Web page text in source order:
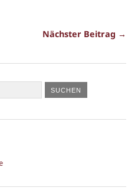
Nächster Beitrag →